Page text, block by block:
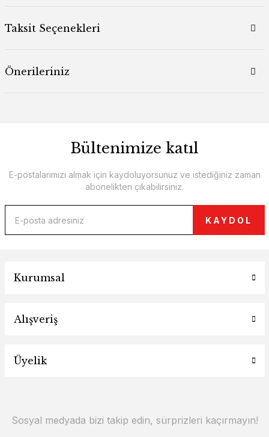
Taksit Seçenekleri
Önerileriniz
Bültenimize katıl
E-postalarımızı almak için kaydoluyorsunuz ve istediğiniz zaman
abonelikten çıkabilirsiniz.
KAYDOL
Kurumsal
Alışveriş
Üyelik
Sosyal medyada bizi takip edin, sürprizleri kaçırmayın!